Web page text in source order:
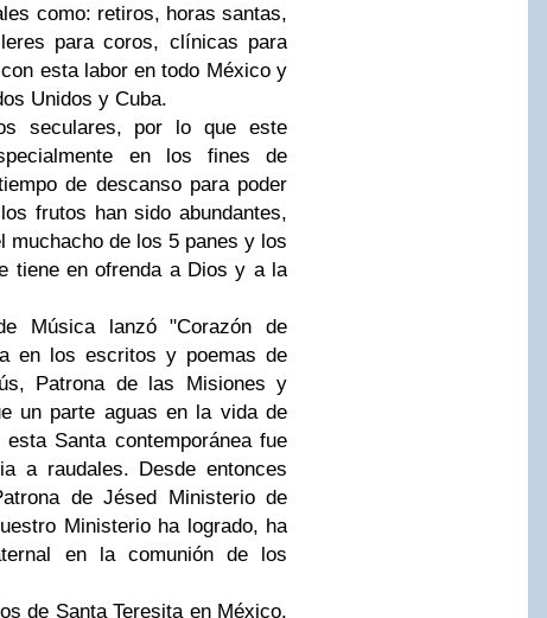
como: retiros, horas santas,
para coros, clínicas para
esta labor en todo México y
Unidos y Cuba.
seculares, por lo que este
en los fines de
de descanso para poder
frutos han sido abundantes,
muchacho de los 5 panes y los
tiene en ofrenda a Dios y a la
Música lanzó "Corazón de
en los escritos y poemas de
Patrona de las Misiones y
un parte aguas en la vida de
Santa contemporánea fue
a raudales. Desde entonces
de Jésed Ministerio de
Ministerio ha logrado, ha
en la comunión de los
de Santa Teresita en México.